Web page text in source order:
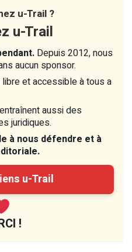
u-Trail ?
u-Trail
Depuis 2012, nous
aucun sponsor.
et accessible à tous a
aussi des
juridiques.
à nous défendre et à
u-Trail
!